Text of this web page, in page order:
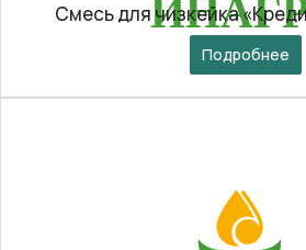
Смесь для чизкейка
Подробнее